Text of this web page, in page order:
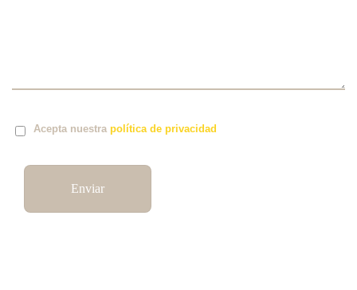
Por favor, deja este campo vacío.
Acepta nuestra política de privacidad